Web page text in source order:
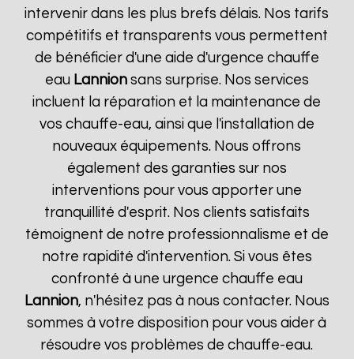
intervenir dans les plus brefs délais. Nos tarifs
compétitifs et transparents vous permettent
de bénéficier d'une aide d'urgence chauffe
eau Lannionsans surprise. Nos services
incluent la réparation et la maintenance de
vos chauffe-eau, ainsi que l'installation de
nouveaux équipements. Nous offrons
également des garanties sur nos
interventions pour vous apporter une
tranquillité d'esprit. Nos clients satisfaits
témoignent de notre professionnalisme et de
notre rapidité d'intervention. Si vous êtes
confronté à une urgence chauffe eau
Lannion, n'hésitez pas à nous contacter. Nous
sommes à votre disposition pour vous aider à
résoudre vos problèmes de chauffe-eau.